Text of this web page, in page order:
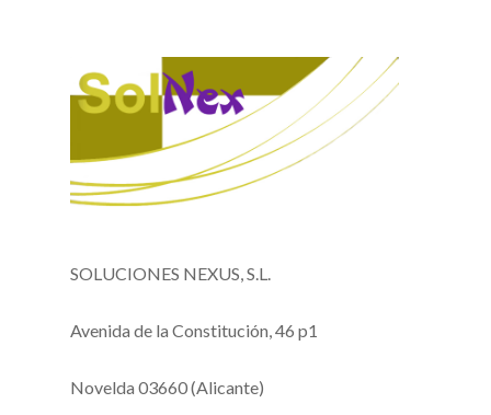
SOLUCIONES NEXUS, S.L.
Avenida de la Constitución, 46 p1
Novelda 03660 (Alicante)